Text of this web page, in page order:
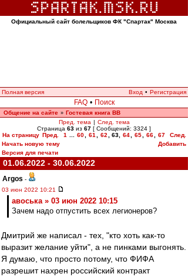
Официальный сайт болельщиков ФК "Спартак" Москва
Полная версия Вход • Регистрация
FAQ • Поиск
Общение на сайте » Гостевая книга ВВ
Пред. тема | След. тема
Страница 63 из 67 [ Сообщений: 3324 ]
На страницу Пред. 1 60 61 62 63, 64 65 66 67
След.
Начать новую тему
Добавить
Версия для печати
01.06.2022 - 30.06.2022
Argos -
03 июн 2022 10:21
авоська » 03 июн 2022 10:15
Зачем надо отпустить всех легионеров?
Дмитрий же написал - тех, "кто хоть как-то
выразит желание уйти", а не пинками выгонять.
Я думаю, что просто потому, что ФИФА
разрешит нахрен российский контракт